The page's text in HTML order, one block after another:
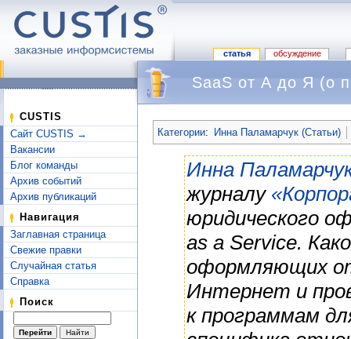
статья обсуждение
CUSTIS
Сайт CUSTIS →
Вакансии
Блог команды
Архив событий
Архив публикаций
Навигация
Заглавная страница
Свежие правки
Случайная статья
Справка
Поиск
SaaS от А до Я (о
Категории: Инна Паламарчук (Статьи)
Инна
журналу
юридического
as a Service.
оформляющих
Интернет и
к программам